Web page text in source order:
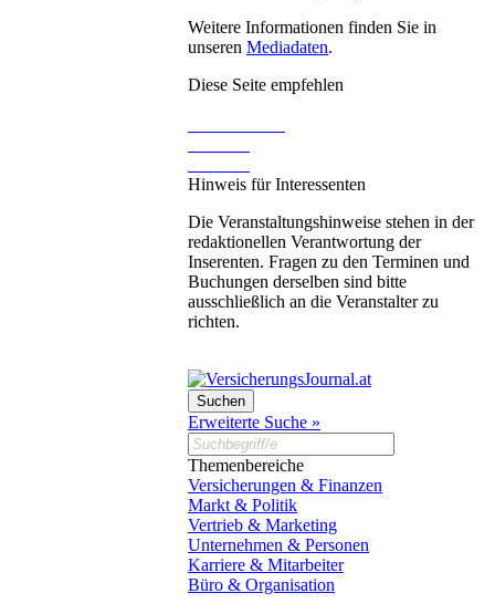
Weitere Informationen finden Sie in
unseren Mediadaten.
Diese Seite empfehlen
Hinweis für Interessenten
Die Veranstaltungshinweise stehen in der
redaktionellen Verantwortung der
Inserenten. Fragen zu den Terminen und
Buchungen derselben sind bitte
ausschließlich an die Veranstalter zu
richten.
Erweiterte Suche »
Themenbereiche
Versicherungen & Finanzen
Markt & Politik
Vertrieb & Marketing
Unternehmen & Personen
Karriere & Mitarbeiter
Büro & Organisation